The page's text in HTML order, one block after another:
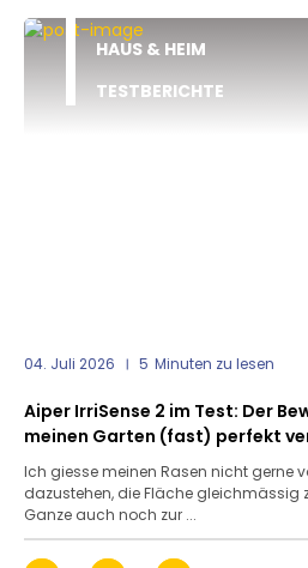
HAUS & HEIM
TESTBERICHTE
04. Juli 2026 5 Minuten zu lesen
Aiper IrriSense 2 im Test: Der
meinen Garten (fast) perfekt
Ich giesse meinen Rasen nicht gerne
dazustehen, die Fläche gleichmässig
Ganze auch noch zur ...